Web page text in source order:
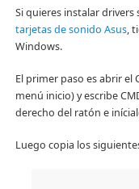
Si quieres instalar drivers
tarjetas de sonido Asus,
Windows.
El primer paso es abrir el
menú inicio) y escribe
derecho del ratón e
Luego copia los